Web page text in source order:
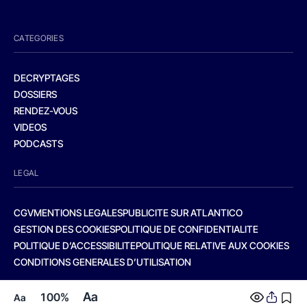
Aa 100% Aa
CATEGORIES
DECRYPTAGES
DOSSIERS
RENDEZ-VOUS
VIDEOS
PODCASTS
LEGAL
CGVMENTIONS LEGALESPUBLICITE SUR ATLANTICO
GESTION DES COOKIESPOLITIQUE DE CONFIDENTIALITE
POLITIQUE D’ACCESSIBILITEPOLITIQUE RELATIVE AUX COOKIES
CONDITIONS GENERALES D’UTILISATION